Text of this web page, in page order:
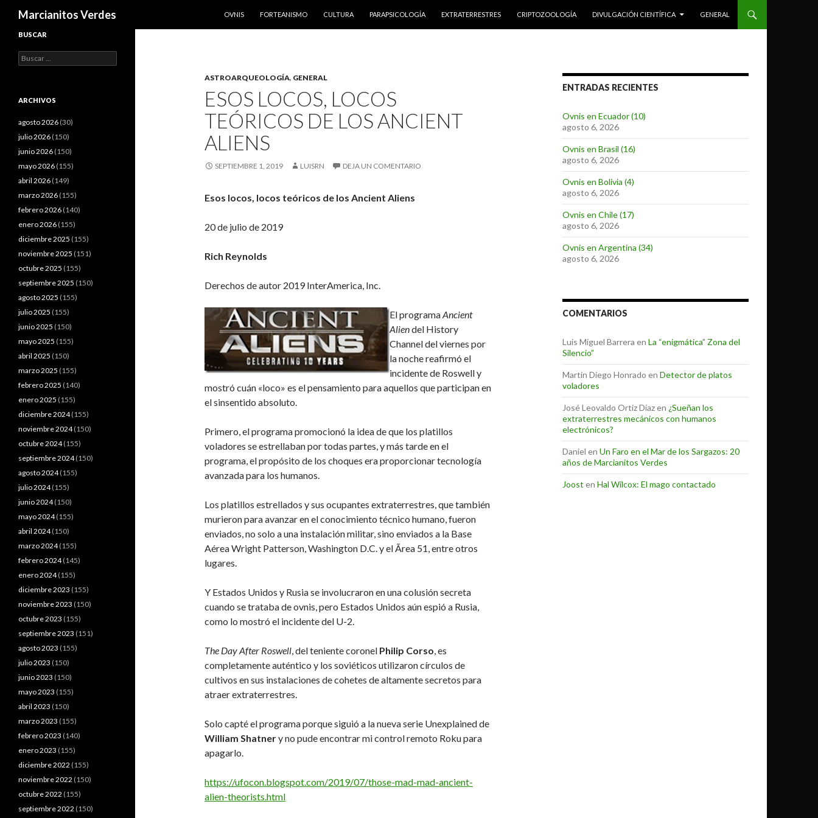
Marcianitos Verdes
OVNIS
FORTEANISMO CULTURA PARAPSICOLOGÍA EXTRATERRESTRES CRIPTOZOOLOGÍA DIVULGACIÓN CIENTÍFICA GENERAL
ASTROARQUEOLOGÍA, GENERAL
ESOS LOCOS, LOCOS
TEÓRICOS DE LOS ANCIENT
ALIENS
SEPTIEMBRE 1, 2019 LUISRN DEJA UN COMENTARIO
Esos locos, locos teóricos de los Ancient Aliens
20 de julio de 2019
Rich Reynolds
Derechos de autor 2019 InterAmerica, Inc.
El programaAncient
Aliendel History
Channel del viernes por
la noche reafirmó el
incidente de Roswell y
mostró cuán «loco» es el pensamiento para aquellos que participan en
el sinsentido absoluto.
Primero, el programa promocionó la idea de que los platillos
voladores se estrellaban por todas partes, y más tarde en el
programa, el propósito de los choques era proporcionar tecnología
avanzada para los humanos.
Los platillos estrellados y sus ocupantes extraterrestres, que también
murieron para avanzar en el conocimiento técnico humano, fueron
enviados, no solo a una instalación militar, sino enviados a la Base
Aérea Wright Patterson, Washington D.C. y el Ãrea 51, entre otros
lugares.
Y Estados Unidos y Rusia se involucraron en una colusión secreta
cuando se trataba de ovnis, pero Estados Unidos aún espió a Rusia,
como lo mostró el incidente del U-2.
The Day After Roswell, del teniente coronel Philip Corso, es
completamente auténtico y los soviéticos utilizaron círculos de
cultivos en sus instalaciones de cohetes de altamente secretos para
atraer extraterrestres.
Solo capté el programa porque siguió a la nueva serie Unexplained de
William Shatnery no pude encontrar mi control remoto Roku para
apagarlo.
https://ufocon.blogspot.com/2019/07/those-mad-mad-ancient-
alien-theorists.html
ENTRADAS RECIENTES
Ovnis en Ecuador (10)
agosto 6, 2026
Ovnis en Brasil (16)
agosto 6, 2026
Ovnis en Bolivia (4)
agosto 6, 2026
Ovnis en Chile (17)
agosto 6, 2026
Ovnis en Argentina (34)
agosto 6, 2026
COMENTARIOS
Luis Miguel Barrera en La “enigmática” Zona del
Silencio”
Martin Diego Honrado en Detector de platos
voladores
José Leovaldo Ortiz Díazen ¿Sueñan los
extraterrestres mecánicos con humanos
electrónicos?
Daniel en Un Faro en el Mar de los Sargazos: 20
años de Marcianitos Verdes
Joost en Hal Wilcox: El mago contactado
BUSCAR
Buscar:
ARCHIVOS
agosto 2026 (30)
julio 2026 (150)
junio 2026 (150)
mayo 2026 (155)
abril 2026 (149)
marzo 2026 (155)
febrero 2026 (140)
enero 2026 (155)
diciembre 2025 (155)
noviembre 2025 (151)
octubre 2025 (155)
septiembre 2025 (150)
agosto 2025 (155)
julio 2025 (155)
junio 2025 (150)
mayo 2025 (155)
abril 2025 (150)
marzo 2025 (155)
febrero 2025 (140)
enero 2025 (155)
diciembre 2024(155)
noviembre 2024(150)
octubre 2024(155)
septiembre 2024(150)
agosto 2024(155)
julio 2024(155)
junio 2024(150)
mayo 2024(155)
abril 2024(150)
marzo 2024(155)
febrero 2024(145)
enero 2024(155)
diciembre 2023 (155)
noviembre 2023 (150)
octubre 2023 (155)
septiembre 2023 (151)
agosto 2023 (155)
julio 2023 (150)
junio 2023 (150)
mayo 2023 (155)
abril 2023 (150)
marzo 2023 (155)
febrero 2023 (140)
enero 2023 (155)
diciembre 2022 (155)
noviembre 2022 (150)
octubre 2022 (155)
septiembre 2022 (150)